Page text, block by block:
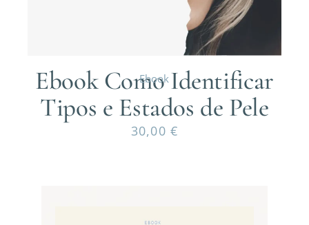
Ebook
Ebook Como Identificar
Tipos e Estados de Pele
30,00 €